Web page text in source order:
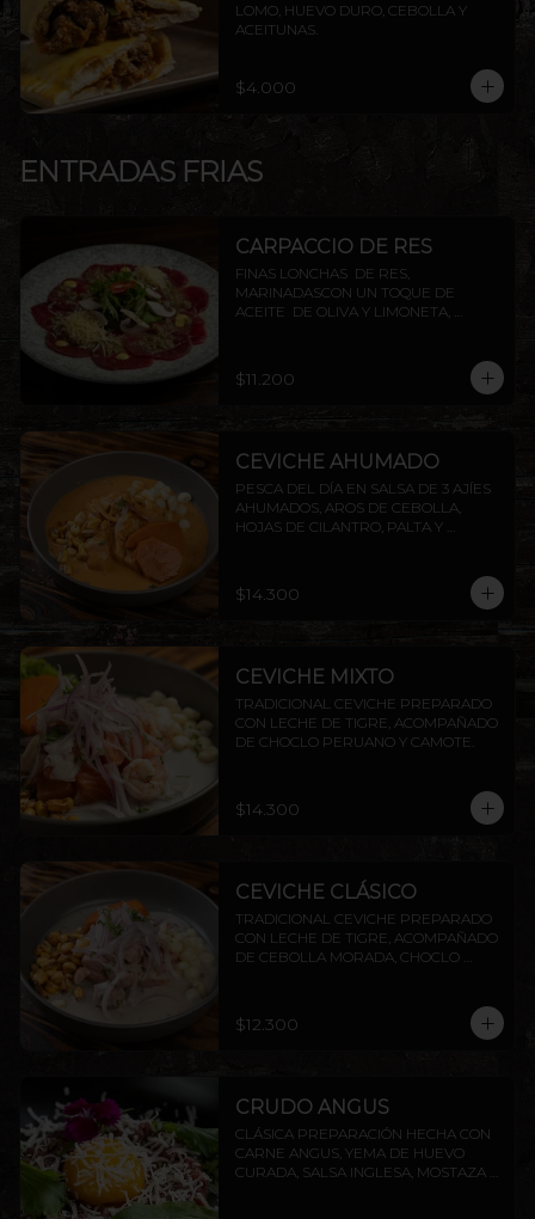
LOMO, HUEVO DURO, CEBOLLA Y
ACEITUNAS.
$4.000
ENTRADAS FRIAS
CARPACCIO DE RES
FINAS LONCHAS  DE RES,
MARINADASCON UN TOQUE DE
ACEITE  DE OLIVA Y LIMONETA,
TERMINADO CON TOQUES DE
PIMIENTA
$11.200
CEVICHE AHUMADO
PESCA DEL DÍA EN SALSA DE 3 AJÍES
AHUMADOS, AROS DE CEBOLLA,
HOJAS DE CILANTRO, PALTA Y
$14.300
CEVICHE MIXTO
TRADICIONAL CEVICHE PREPARADO
CON LECHE DE TIGRE, ACOMPAÑADO
DE CHOCLO PERUANO Y CAMOTE.
$14.300
CEVICHE CLÁSICO
TRADICIONAL CEVICHE PREPARADO
CON LECHE DE TIGRE, ACOMPAÑADO
DE CEBOLLA MORADA, CHOCLO
$12.300
CRUDO ANGUS
CLÁSICA PREPARACIÓN HECHA CON
CARNE ANGUS, YEMA DE HUEVO
CURADA, SALSA INGLESA, MOSTAZA